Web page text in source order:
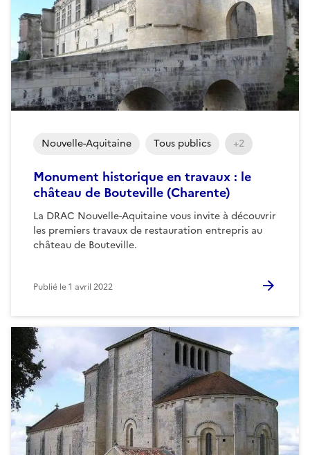
Monument historique en travaux : le
château de Bouteville (Charente)
La DRAC Nouvelle-Aquitaine vous invite à découvrir
les premiers travaux de restauration entrepris au
château de Bouteville.
Nouvelle-Aquitaine Tous publics +2
Publié le1 avril 2022